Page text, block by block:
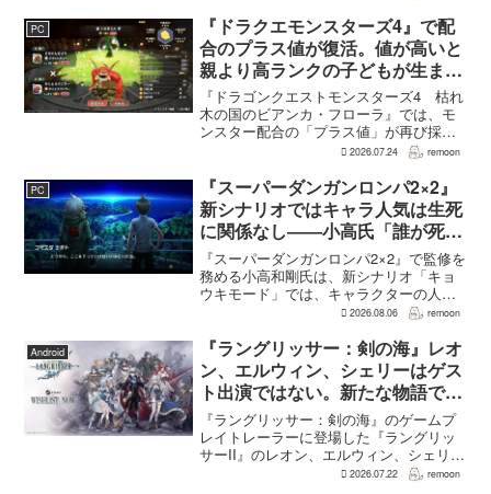
the Ron...
PC
『ドラクエモンスターズ4』で配
合のプラス値が復活。値が高いと
親より高ランクの子どもが生まれ
ることも
『ドラゴンクエストモンスターズ4 枯れ
木の国のビアンカ・フローラ』では、モ
ンスター配合の「プラス値」が再び採用
される。配合を繰り返すことで数値が増
が高くなる補正がかかる。前作『ドラゴ
ンクエストモンスターズ...
2026.07.24 remoon
PC
『スーパーダンガンロンパ2×2』
新シナリオではキャラ人気は生死
に関係なし――小高氏「誰が死ん
でもヘイトメールは送らないで」
『スーパーダンガンロンパ2×2』で監修を
務める小高和剛氏は、新シナリオ「キョ
ウキモード」では、キャラクターの人気
にかかわらず退場させるとRPG Siteのイ
作と変わることで、これまで見られなか
った一面がよ...
2026.08.06 remoon
Android
『ラングリッサー：剣の海』レオ
ン、エルウィン、シェリーはゲス
ト出演ではない。新たな物語で重
要な役割を担う
『ラングリッサー：剣の海』のゲームプ
レイトレーラーに登場した『ラングリッ
サーII』のレオン、エルウィン、シェリー
は、単なるファンサービスやゲスト出演
2026.07.22 remoon